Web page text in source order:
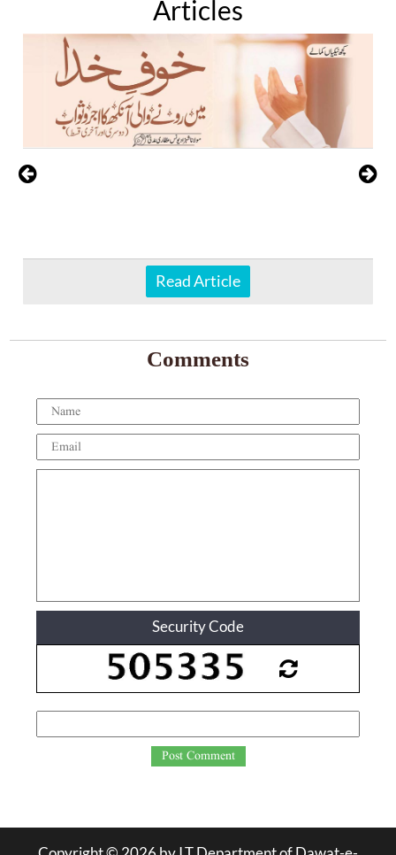
Articles
Read Article
Comments
Security Code
Post Comment